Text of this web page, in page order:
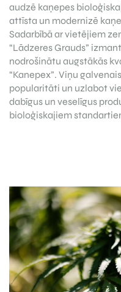
audzē kaņepes
attīsta un modernizē
Sadarbībā ar vietējiem
“Lādzeres Grauds”
nodrošinātu augstākās
“Kanepex”. Viņu
popularitāti un uzlabot
dabīgus un veselīgus
bioloģiskajiem